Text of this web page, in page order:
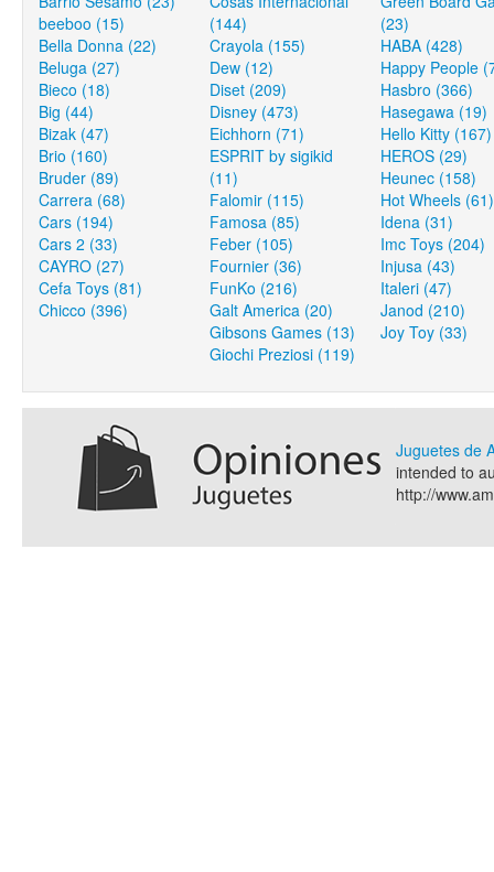
beeboo (15)
Bella Donna (22)
Beluga (27)
Bieco (18)
Big (44)
Bizak (47)
Brio (160)
Bruder (89)
Carrera (68)
Cars (194)
Cars 2 (33)
CAYRO (27)
Cefa Toys (81)
Chicco (396)
(144)
Crayola (155)
Dew (12)
Diset (209)
Disney (473)
Eichhorn (71)
ESPRIT by sigikid
(11)
Falomir (115)
Famosa (85)
Feber (105)
Fournier (36)
FunKo (216)
Galt America (20)
Gibsons Games (13)
Giochi Preziosi (119)
(23)
HABA (428)
Happy People
Hasbro (366)
Hasegawa (19)
Hello Kitty (167)
HEROS (29)
Heunec (158)
Hot Wheels (61)
Idena (31)
Imc Toys (204)
Injusa (43)
Italeri (47)
Janod (210)
Joy Toy (33)
Juguetes de
intended to
http://